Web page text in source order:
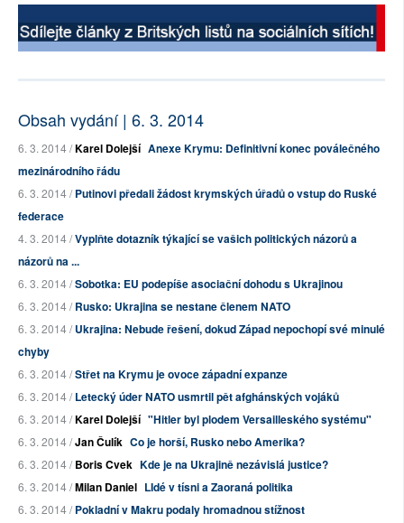
Obsah vydání | 6. 3. 2014
6. 3. 2014 /Karel Dolejší Anexe Krymu: Definitivní konec poválečného
mezinárodního řádu
6. 3. 2014 /Putinovi předali žádost krymských úřadů o vstup do Ruské
federace
4. 3. 2014 /Vyplňte dotazník týkající se vašich politických názorů a
názorů na ...
6. 3. 2014 /Sobotka: EU podepíše asociační dohodu s Ukrajinou
6. 3. 2014 /Rusko: Ukrajina se nestane členem NATO
6. 3. 2014 /Ukrajina: Nebude řešení, dokud Západ nepochopí své minulé
chyby
6. 3. 2014 /Střet na Krymu je ovoce západní expanze
6. 3. 2014 /Letecký úder NATO usmrtil pět afghánských vojáků
6. 3. 2014 /Karel Dolejší "Hitler byl plodem Versailleského systému"
6. 3. 2014 /Jan Čulík Co je horší, Rusko nebo Amerika?
6. 3. 2014 /Boris Cvek Kde je na Ukrajině nezávislá justice?
6. 3. 2014 /Milan Daniel LIdé v tísni a Zaoraná politika
6. 3. 2014 /Pokladní v Makru podaly hromadnou stížnost